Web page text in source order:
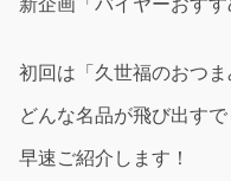
新企画「バイヤーおすす
初回は「久世福のおつま
どんな名品が飛び出すで
早速ご紹介します！